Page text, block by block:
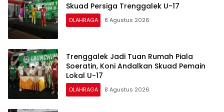
Skuad Persiga Trenggalek U-17
OLAHRAGA 8 Agustus 2026
Trenggalek Jadi Tuan Rumah Piala
Soeratin, Koni Andalkan Skuad Pemain
Lokal U-17
OLAHRAGA 8 Agustus 2026